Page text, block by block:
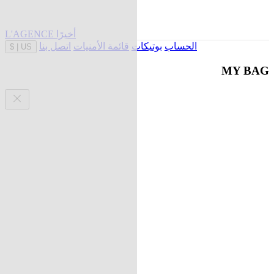
L'AGENCE أخيرًا
US
$ الحساب بوتيكات قائمة الأمنيات اتصل بنا
MY BAG